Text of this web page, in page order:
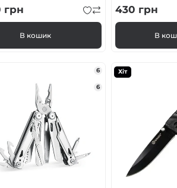
грн
В кошик
430 грн
В
6
6
Хіт